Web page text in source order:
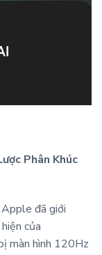
Phân Khúc
đã giới
của
màn hình 120Hz